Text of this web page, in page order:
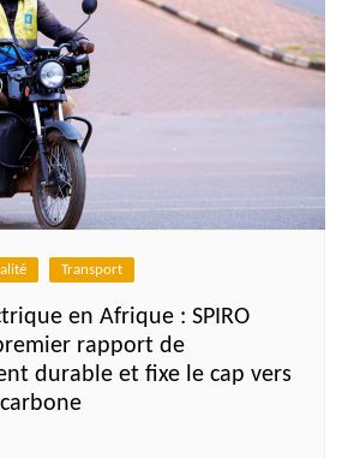
Transport
en Afrique : SPIRO
rapport de
durable et fixe le cap vers